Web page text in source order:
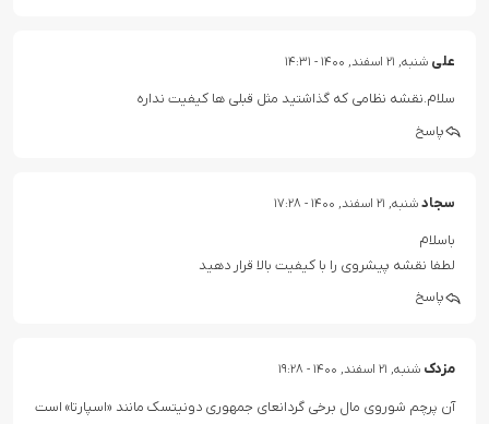
علی شنبه, ۲۱ اسفند, ۱۴۰۰ - ۱۴:۳۱
سلام.نقشه نظامی که گذاشتید مثل قبلی ها کیفیت نداره
پاسخ
سجاد شنبه, ۲۱ اسفند, ۱۴۰۰ - ۱۷:۲۸
باسلام
لطفا نقشه پیشروی را با کیفیت بالا قرار دهید
پاسخ
مزدک شنبه, ۲۱ اسفند, ۱۴۰۰ - ۱۹:۲۸
آن پرچم شوروی مال برخی گردانعای جمهوری دونیتسک مانند «اسپارتا» است